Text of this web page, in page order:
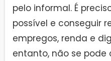
pelo informal. É
possível e conseguir
empregos, renda e
entanto, não se